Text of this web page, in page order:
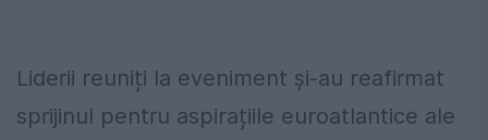
Liderii reuniți la eveniment și-au reafirmat
sprijinul pentru aspirațiile euroatlantice ale